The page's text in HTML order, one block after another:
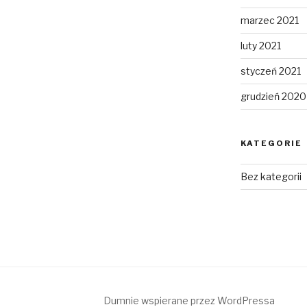
marzec 2021
luty 2021
styczeń 2021
grudzień 2020
KATEGORIE
Bez kategorii
Dumnie wspierane przez WordPressa